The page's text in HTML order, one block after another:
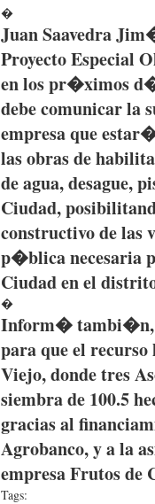
�
JuanSaavedra
ProyectoEspecial
en lospr�ximos
debecomunicarla
empresaque
lasobrasde
deagua,desague,
Ciudad,
constructivodelas
p�blicanecesaria
Ciudaden el
�
Inform�tambi�n,
paraqueel recurso
Viejo,dondetres
siembrade 100.5
graciasal
Agrobanco, y a la
empresaFrutosde
Tags: